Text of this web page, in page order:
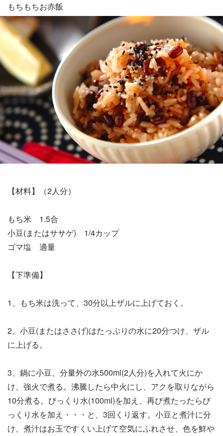
もちもちお赤飯
【材料】（2人分）
もち米 1.5合
小豆(またはササゲ) 1/4カップ
ゴマ塩 適量
【下準備】
1、もち米は洗って、30分以上ザルに上げておく。
2、小豆(またはささげ)はたっぷりの水に20分つけ、ザル
に上げる。
3、鍋に小豆、分量外の水500ml(2人分)を入れて火にか
け、強火で煮る。沸騰したら中火にし、アクを取りながら
10分煮る。びっくり水(100ml)を加え、再び煮たったらび
っくり水を加え・・・と、3回くり返す。小豆と煮汁に分
け、煮汁はお玉ですくい上げて空気にふれさせ、色を鮮や